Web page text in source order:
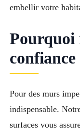
embellir votre
Pourquoi
confiance
Pour des murs
indispensable.
surfaces vous